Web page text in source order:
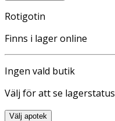
Rotigotin
Finns i lager online
Ingen vald butik
Välj för att se lagerstatus
Välj apotek